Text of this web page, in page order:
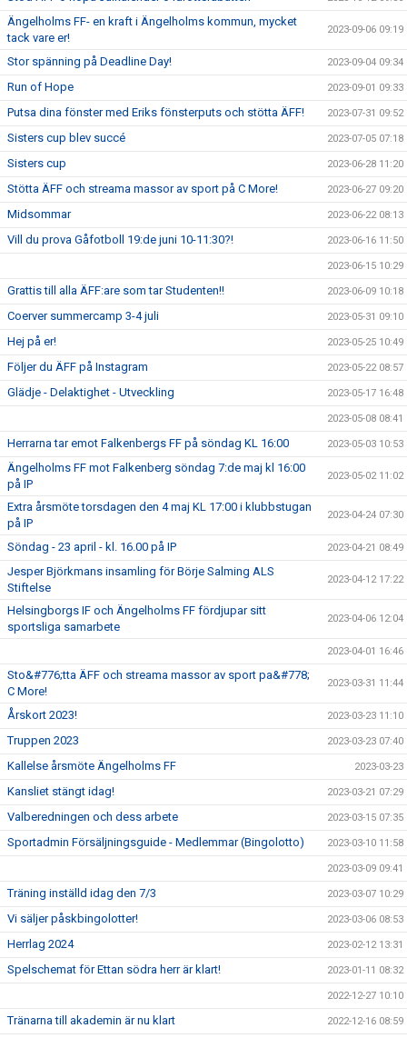
Ängelholms FF- en kraft i Ängelholms kommun, mycket
tack vare er!
2023-09-06 09:19
Stor spänning på Deadline Day! 2023-09-04 09:34
Run of Hope 2023-09-01 09:33
Putsa dina fönster med Eriks fönsterputs och stötta ÄFF! 2023-07-31 09:52
Sisters cup blev succé 2023-07-05 07:18
Sisters cup 2023-06-28 11:20
Stötta ÄFF och streama massor av sport på C More! 2023-06-27 09:20
Midsommar 2023-06-22 08:13
Vill du prova Gåfotboll 19:de juni 10-11:30?! 2023-06-16 11:50
2023-06-15 10:29
Grattis till alla ÄFF:are som tar Studenten!! 2023-06-09 10:18
Coerver summercamp 3-4 juli 2023-05-31 09:10
Hej på er! 2023-05-25 10:49
Följer du ÄFF på Instagram 2023-05-22 08:57
Glädje - Delaktighet - Utveckling 2023-05-17 16:48
2023-05-08 08:41
Herrarna tar emot Falkenbergs FF på söndag KL 16:00 2023-05-03 10:53
Ängelholms FF mot Falkenberg söndag 7:de maj kl 16:00
på IP
2023-05-02 11:02
Extra årsmöte torsdagen den 4 maj KL 17:00 i klubbstugan
på IP
2023-04-24 07:30
Söndag - 23 april - kl. 16.00 på IP 2023-04-21 08:49
Jesper Björkmans insamling för Börje Salming ALS
Stiftelse
2023-04-12 17:22
Helsingborgs IF och Ängelholms FF fördjupar sitt
sportsliga samarbete
2023-04-06 12:04
2023-04-01 16:46
Sto&#776;tta ÄFF och streama massor av sport pa&#778;
C More!
2023-03-31 11:44
Årskort 2023! 2023-03-23 11:10
Truppen 2023 2023-03-23 07:40
Kallelse årsmöte Ängelholms FF 2023-03-23
Kansliet stängt idag! 2023-03-21 07:29
Valberedningen och dess arbete 2023-03-15 07:35
Sportadmin Försäljningsguide - Medlemmar (Bingolotto) 2023-03-10 11:58
2023-03-09 09:41
Träning inställd idag den 7/3 2023-03-07 10:29
Vi säljer påskbingolotter! 2023-03-06 08:53
Herrlag 2024 2023-02-12 13:31
Spelschemat för Ettan södra herr är klart! 2023-01-11 08:32
2022-12-27 10:10
Tränarna till akademin är nu klart 2022-12-16 08:59